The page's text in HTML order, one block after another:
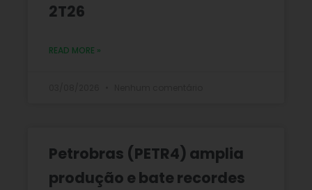
2T26
READ MORE »
Petrobras (PETR4) amplia
produção e bate recordes